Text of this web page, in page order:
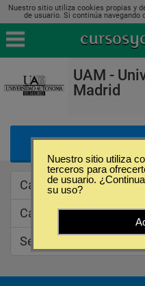
Nuestro sitio utiliza cookies propias y
de usuario. Si continúa navegando
UAM -
Madrid
Listado de Ofertas
Caracteristicas
Categorias de estudios
Sedes
Nuestro sitio utiliza
terceros para
de usuario.
su uso?